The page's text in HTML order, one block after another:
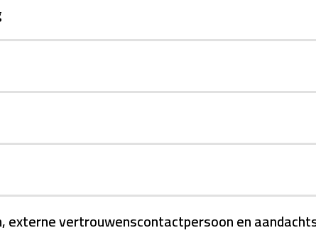
vertrouwenscontactpersoon en